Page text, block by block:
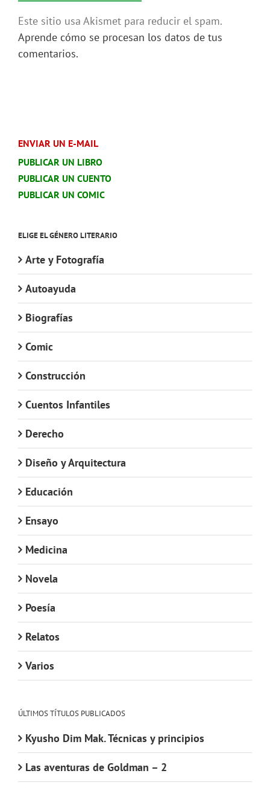
Este sitio usa Akismet para reducir el spam.
Aprende cómo se procesan los datos de tus
comentarios.
ENVIAR UN E-MAIL
PUBLICAR UN LIBRO
PUBLICAR UN CUENTO
PUBLICAR UN COMIC
ELIGE EL GÉNERO LITERARIO
Arte y Fotografía
Autoayuda
Biografías
Comic
Construcción
Cuentos Infantiles
Derecho
Diseño y Arquitectura
Educación
Ensayo
Medicina
Novela
Poesía
Relatos
Varios
ÚLTIMOS TÍTULOS PUBLICADOS
Kyusho Dim Mak. Técnicas y principios
Las aventuras de Goldman – 2